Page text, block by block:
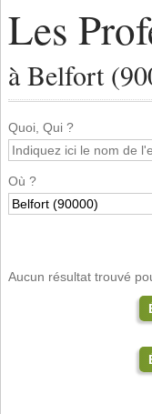
Les
à Belfort
Quoi, Qui ?
Où ?
Aucun résultat trouvé